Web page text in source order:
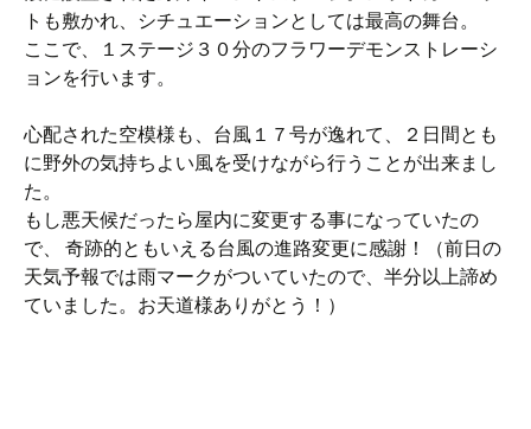
トも敷かれ、シチュエーションとしては最高の舞台。
ここで、１ステージ３０分のフラワーデモンストレーシ
ョンを行います。
心配された空模様も、台風１７号が逸れて、２日間とも
に野外の気持ちよい風を受けながら行うことが出来まし
た。
もし悪天候だったら屋内に変更する事になっていたの
で、 奇跡的ともいえる台風の進路変更に感謝！（前日の
天気予報では雨マークがついていたので、半分以上諦め
ていました。お天道様ありがとう！）